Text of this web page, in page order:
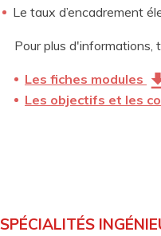
Le taux d’encadrement
Pour plus d'informations,
Les fiches modules
Les objectifs et les
SPÉCIALITÉS